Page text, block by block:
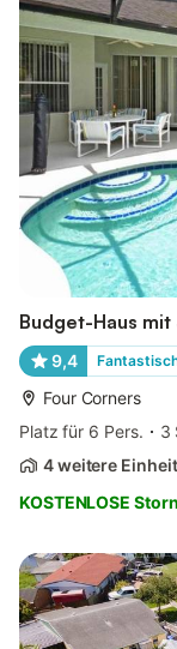
Budget-Haus
9,4
Four Corners
Platz für 6 Pers.
3
4 weitere
KOSTENLOSE